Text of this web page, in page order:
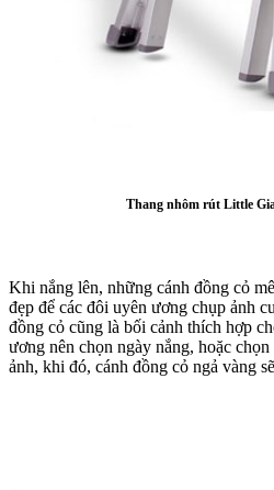
Thang nhôm rút Little
Khi nắng lên, những cánh đồng cỏ
đẹp để các đôi uyên ương chụp ảnh
đồng cỏ cũng là bối cảnh thích hợp
ương nên chọn ngày nắng, hoặc
ảnh, khi đó, cánh đồng cỏ ngả vàng